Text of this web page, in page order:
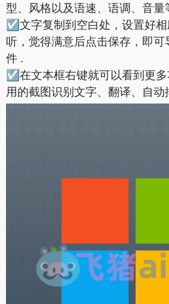
型、风格以及语速、语调、音量
☑️文字复制到空白处，设置好
听，觉得满意后点击保存，即
件 .
☑️在文本框右键就可以看到更多
用的截图识别文字、翻译、自动